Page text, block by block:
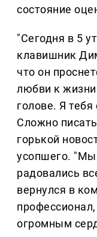
состояние
"Сегодня в 5
клавишник
что он
любви к
голове. Я
Сложно
горькой
усопшего. "Мы
радовались
вернулся в
огромным